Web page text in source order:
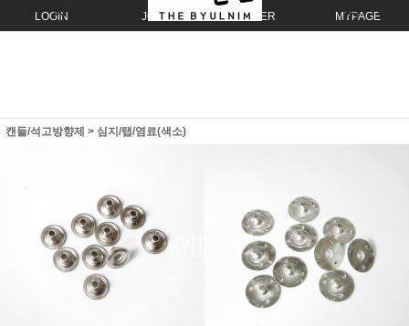
LOGIN JOIN ORDER MYPAGE
캔들/석고방향제 > 심지/탭/염료(색소)